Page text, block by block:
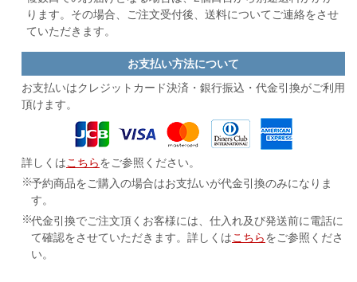
ります。その場合、ご注文受付後、送料についてご連絡をさせ
ていただきます。
お支払い方法について
お支払いはクレジットカード決済・ 銀行振込・代金引換がご利用
頂けます。
詳しくはこちらをご参照ください。
予約商品をご購入の場合はお支払いが代金引換のみになりま
す。
代金引換でご注文頂くお客様には、仕入れ及び発送前に電話に
て確認をさせていただきます。詳しくはこちらをご参照くださ
い。